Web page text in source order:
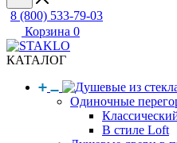
8 (800) 533-79-03
Корзина 0
КАТАЛОГ
Одиночные
В стиле Loft